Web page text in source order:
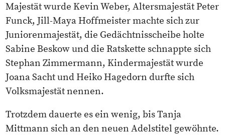
Majestät wurde Kevin Weber, Altersmajestät Peter
Funck, Jill-Maya Hoffmeister machte sich zur
Juniorenmajestät, die Gedächtnisscheibe holte
Sabine Beskow und die Ratskette schnappte sich
Stephan Zimmermann, Kindermajestät wurde
Joana Sacht und Heiko Hagedorn durfte sich
Volksmajestät nennen.
Trotzdem dauerte es ein wenig, bis Tanja
Mittmann sich an den neuen Adelstitel gewöhnte.